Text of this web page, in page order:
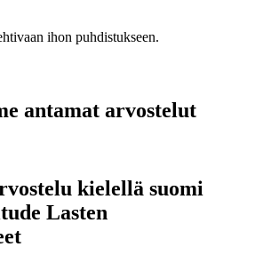
ihon puhdistukseen.
antamat arvostelut
kielellä suomi
Lasten